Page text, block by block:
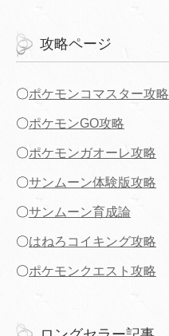
攻略ページ
〇ポケモンコマスター攻略
〇ポケモンGO攻略
〇ポケモンガオーレ攻略
〇サンムーン体験版攻略
〇サンムーン育成論
〇はねろコイキング攻略
〇ポケモンクエスト攻略